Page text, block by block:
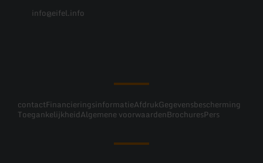
info@eifel.info
contactFinancieringsinformatieAfdrukGegevensbescherming
ToegankelijkheidAlgemene voorwaardenBrochuresPers